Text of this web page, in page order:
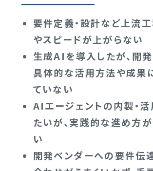
要件定義・設計など上流
やスピードが上がらない
生成AIを導入したが、開
具体的な活用方法や成果
ていない
AIエージェントの内製・
たいが、実践的な進め方
い
開発ベンダーへの要件伝